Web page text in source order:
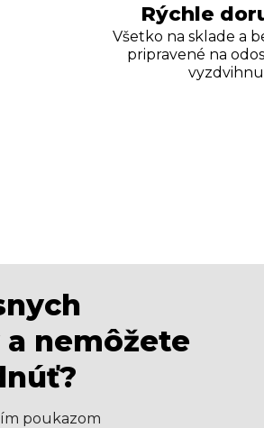
Rýchle
Všetko na sklade a
pripravené na
nemôžete
poukazom